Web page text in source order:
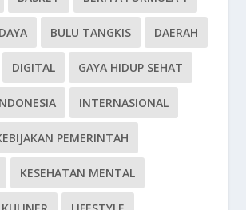
BULU TANGKIS DAERAH
DIGITAL GAYA HIDUP SEHAT
INTERNASIONAL
PEMERINTAH
KESEHATAN MENTAL